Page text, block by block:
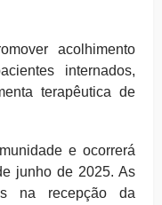
acolhimento
internados,
terapêutica de
e ocorrerá
junho de 2025. As
na recepção da